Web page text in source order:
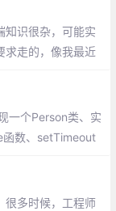
一个Person类、实
数、setTimeout
很多时候，工程师